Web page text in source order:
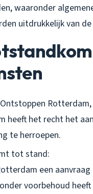
waaronder
uitdrukkelijk van
heeft het recht het
te herroepen.
tot stand:
een
voorbehoud